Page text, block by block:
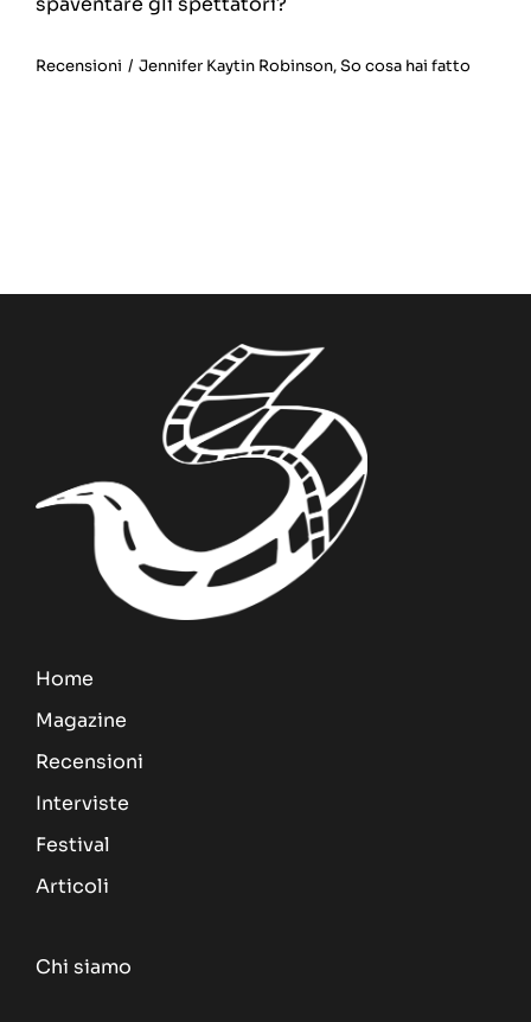
Recensioni / Jennifer Kaytin Robinson,So cosa hai fatto
Home
Magazine
Recensioni
Interviste
Festival
Articoli
Chi siamo